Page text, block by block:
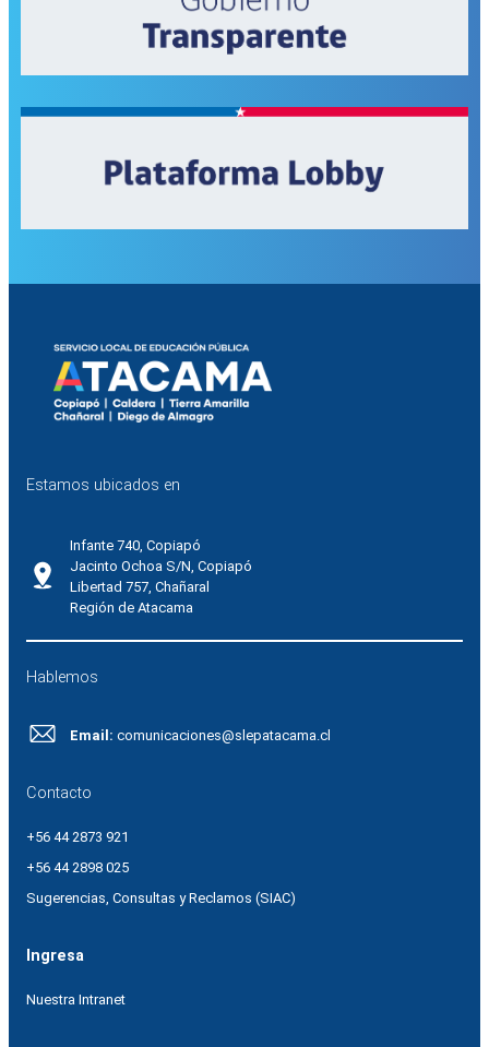
Estamos ubicados en
Infante 740, Copiapó
Jacinto Ochoa S/N, Copiapó
Libertad 757, Chañaral
Región de Atacama
Hablemos
Email: comunicaciones@slepatacama.cl
Contacto
+56 44 2873 921
+56 44 2898 025
Sugerencias, Consultas y Reclamos (SIAC)
Ingresa
Nuestra Intranet